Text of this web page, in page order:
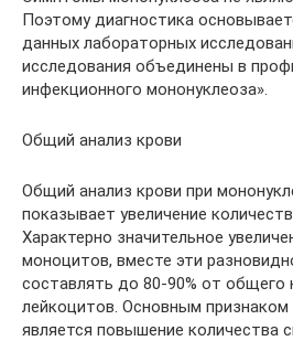
Поэтому диагностика
данных лабораторных
исследования объединены в
инфекционного мононуклеоза».
Общий анализ крови
Общий анализ крови при
показывает увеличение
Характерно значительное
моноцитов, вместе эти
составлять до 80-90% от общего
лейкоцитов. Основным признаком
является повышение количества